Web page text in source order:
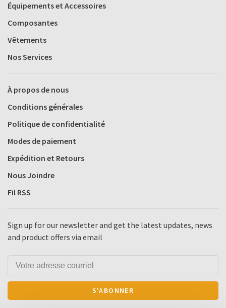
Équipements et Accessoires
Composantes
Vêtements
Nos Services
À propos de nous
Conditions générales
Politique de confidentialité
Modes de paiement
Expédition et Retours
Nous Joindre
Fil RSS
Sign up for our newsletter and get the latest updates, news
and product offers via email
S'ABONNER